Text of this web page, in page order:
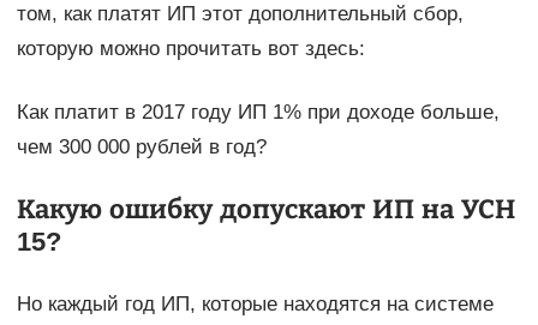
том, как платят ИП этот дополнительный сбор,
которую можно прочитать вот здесь:
Как платит в 2017 году ИП 1% при доходе больше,
чем 300 000 рублей в год?
Какую ошибку допускают ИП на УСН
15?
Но каждый год ИП, которые находятся на системе